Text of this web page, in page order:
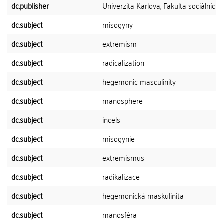
dc.publisher
Univerzita Karlova, Fakulta sociálních
dc.subject
misogyny
dc.subject
extremism
dc.subject
radicalization
dc.subject
hegemonic masculinity
dc.subject
manosphere
dc.subject
incels
dc.subject
misogynie
dc.subject
extremismus
dc.subject
radikalizace
dc.subject
hegemonická maskulinita
dc.subject
manosféra